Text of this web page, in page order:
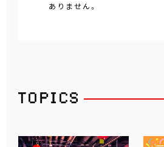
ありません。